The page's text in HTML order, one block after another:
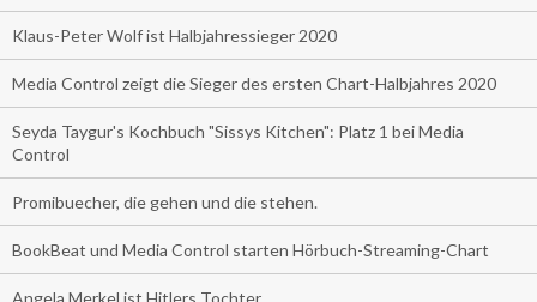
Klaus-Peter Wolf ist Halbjahressieger 2020
Media Control zeigt die Sieger des ersten Chart-Halbjahres 2020
Seyda Taygur's Kochbuch "Sissys Kitchen": Platz 1 bei Media
Control
Promibuecher, die gehen und die stehen.
BookBeat und Media Control starten Hörbuch-Streaming-Chart
Angela Merkel ist Hitlers Tochter